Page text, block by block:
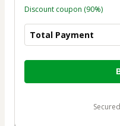
Discount coupon (90%)
Total Payment
Total